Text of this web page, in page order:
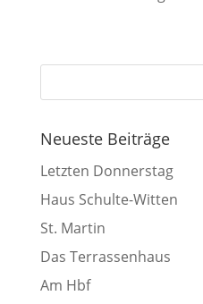
Neueste Beiträge
Letzten Donnerstag
Haus Schulte-Witten
St. Martin
Das Terrassenhaus
Am Hbf